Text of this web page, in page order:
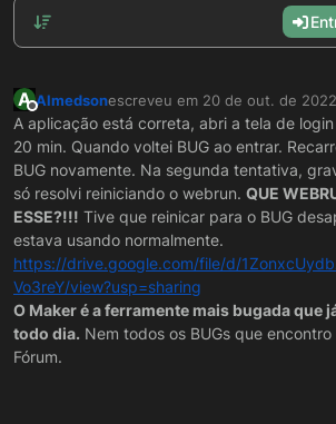
A
Offline
Almedsonescreveu em 20 de out. de
última edição por
A aplicação está correta, abri a tela de
20 min. Quando voltei BUG ao entrar.
BUG novamente. Na segunda tentativa,
só resolvi reiniciando o webrun. QUE
ESSE?!!! Tive que reinicar para o BUG
estava usando normalmente.
https://drive.google.com/file/d/
Vo3reY/view?usp=sharing
O Maker é a ferramente mais bugada que
todo dia. Nem todos os BUGs que
Fórum.